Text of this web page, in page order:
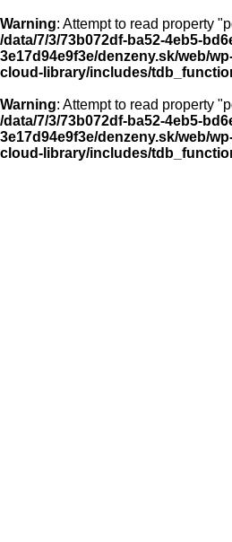
Warning: Attempt to read property
/data/7/3/73b072df-ba52-4eb5-
3e17d94e9f3e/denzeny.sk/web/
cloud-library/includes/
Warning: Attempt to read property
/data/7/3/73b072df-ba52-4eb5-
3e17d94e9f3e/denzeny.sk/web/
cloud-library/includes/